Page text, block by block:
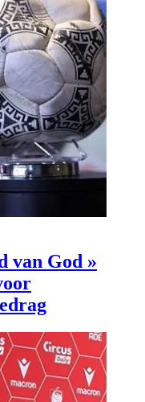
van God »